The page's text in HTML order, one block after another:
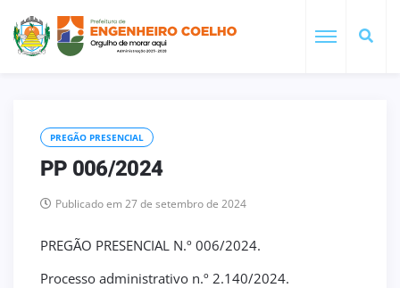
PREGÃO PRESENCIAL
PP 006/2024
Publicado em 27 de setembro de 2024
PREGÃO PRESENCIAL N.º 006/2024.
Processo administrativo n.º 2.140/2024.